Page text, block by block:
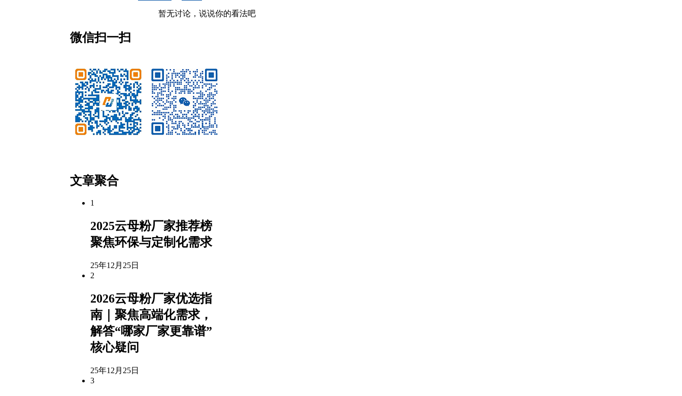
暂无讨论，说说你的看法吧
微信扫一扫
文章聚合
1
2025云母粉厂家推荐榜
聚焦环保与定制化需求
25年12月25日
2
2026云母粉厂家优选指
南｜聚焦高端化需求，
解答“哪家厂家更靠谱”
核心疑问
25年12月25日
3